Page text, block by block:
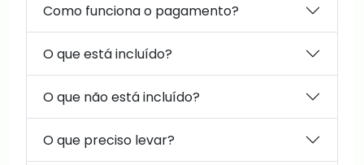
Como funciona o pagamento?
O que está incluído?
O que não está incluído?
O que preciso levar?